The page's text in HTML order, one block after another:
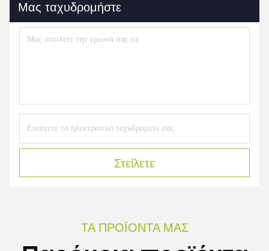
Μας ταχυδρομήστε
Στείλετε
ΤΑ ΠΡΟΪΌΝΤΑ ΜΑΣ